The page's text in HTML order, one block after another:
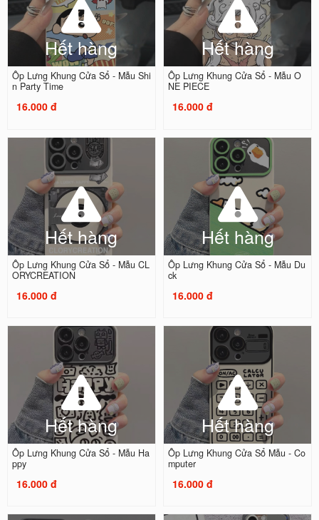
Hết hàng
Ốp Lưng Khung Cửa Sổ - Mẫu Shi
n Party Time
16.000 đ
Hết hàng
Ốp Lưng Khung Cửa Sổ - Mẫu O
NE PIECE
16.000 đ
Hết hàng
Ốp Lưng Khung Cửa Sổ - Mẫu CL
ORYCREATION
16.000 đ
Hết hàng
Ốp Lưng Khung Cửa Sổ - Mẫu Du
ck
16.000 đ
Hết hàng
Ốp Lưng Khung Cửa Sổ - Mẫu Ha
ppy
16.000 đ
Hết hàng
Ốp Lưng Khung Cửa Sổ Mẫu - Co
mputer
16.000 đ